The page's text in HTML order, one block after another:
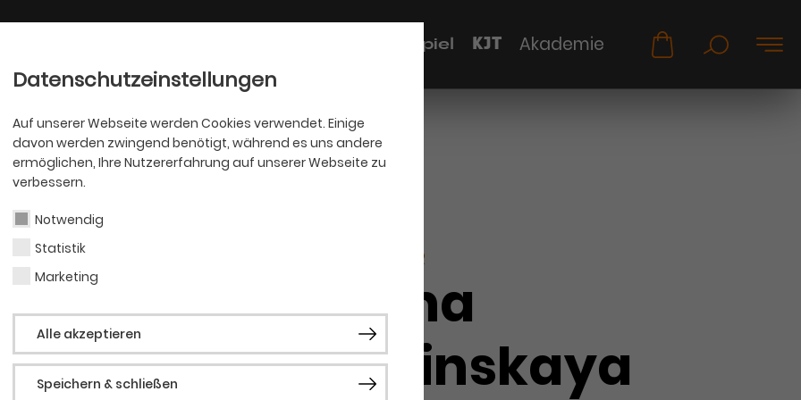
Datenschutzeinstellungen
Auf unserer Webseite werden Cookies verwendet. Einige
davon werden zwingend benötigt, während es uns andere
ermöglichen, Ihre Nutzererfahrung auf unserer Webseite zu
verbessern.
Notwendig
Statistik
Marketing
Alle akzeptieren
Speichern & schließen
Schauspiel KJT Akademie
PHILHARMONIKER
Tatiana
Prushinskaya